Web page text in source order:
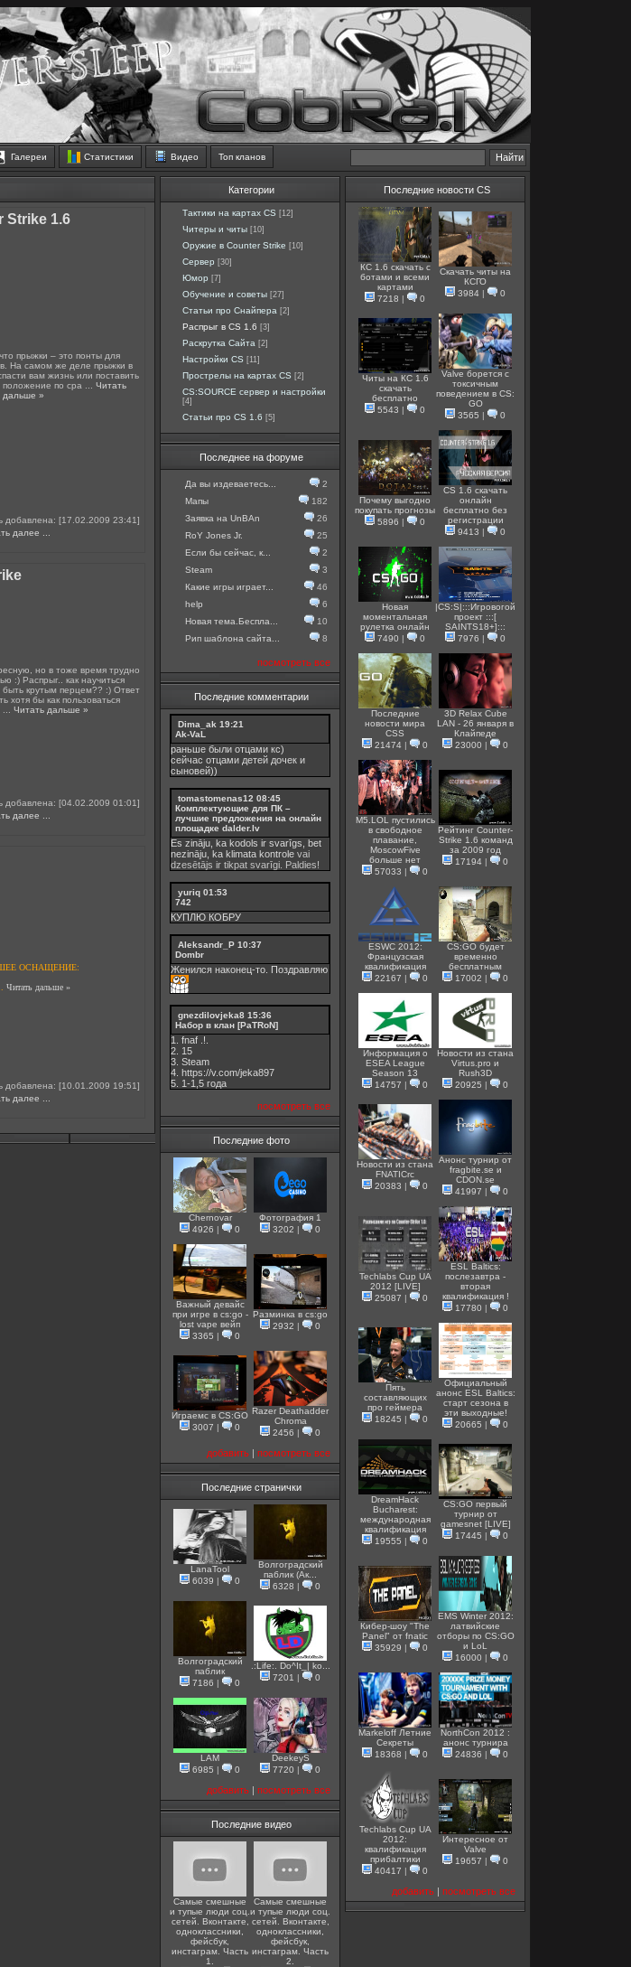
Галереи Статистики Видео Топ кланов
Strike 1.6
прыжки – это понты для
На самом же деле прыжки в
вам жизнь или поставить
по сра
Читать
дальше »
добавлена: [17.02.2009 23:41]
далее ...
но в тоже время трудно
:) Распрыг.. как научиться
быть крутым перцем?? :) Ответ
хотя бы как пользоваться
Читать дальше »
добавлена: [04.02.2009 01:01]
далее ...
ОСНАЩЕНИЕ:
Читать дальше »
добавлена: [10.01.2009 19:51]
далее ...
Категории
Тактики на картах CS [12]
Читеры и читы [10]
Оружие в Counter Strike [10]
Сервер [30]
Юмор [7]
Обучение и советы [27]
Статьи про Снайпера [2]
Распрыг в CS 1.6 [3]
Раскрутка Сайта [2]
Настройки CS [11]
Прострелы на картах CS [2]
CS:SOURCE сервер и настройки
[4]
Статьи про CS 1.6 [5]
Последнее на форуме
Да вы издеваетесь...
2
Мапы
182
Заявка на UnBAn
26
RoY Jones Jr.
25
Если бы сейчас, к...
2
Steam
3
Какие игры играет...
46
help
6
Новая тема.Беспла...
10
Рип шаблона сайта...
8
посмотреть все
Последние комментарии
Dima_ak 19:21
Ak-VaL
раньше были отцами кс)
сейчас отцами детей дочек и
сыновей))
tomastomenas12 08:45
Комплектующие для ПК –
лучшие предложения на онлайн
площадке dalder.lv
Es zināju, ka kodols ir svarīgs, bet
nezināju, ka klimata kontrole vai
dzesētājs ir tikpat svarīgi. Paldies!
yuriq 01:53
742
КУПЛЮ КОБРУ
Aleksandr_P 10:37
Dombr
Женился наконец-то. Поздравляю
gnezdilovjeka8 15:36
Набор в клан [PaTRoN]
1. fnaf .!.
2. 15
3. Steam
4. https://v.com/jeka897
5. 1-1,5 годa
посмотреть все
Последние фото
Chernovar
4926 | 0
Фотография 1
3202 | 0
Важный девайс
при игре в cs:go -
lost vape вейп
3365 | 0
Разминка в cs:go
2932 | 0
Играемс в CS:GO
3007 | 0
Razer Deathadder
Chroma
2456 | 0
добавить | посмотреть все
Последние странички
LanaTool
6039 | 0
Волгоградский
паблик (Ак...
6328 | 0
Волгоградский
паблик
7186 | 0
.:Life:. Do^It_| ko...
7201 | 0
LAM
6985 | 0
DeekeyS
7720 | 0
добавить | посмотреть все
Последние видео
Самые смешные
и тупые люди соц.
сетей. Вконтакте,
одноклассники,
фейсбук,
инстаграм. Часть
1.
Самые смешные
и тупые люди соц.
сетей. Вконтакте,
одноклассники,
фейсбук,
инстаграм. Часть
2.
Последние новости CS
КС 1.6 скачать с
ботами и всеми
картами
7218 | 0
Скачать читы на
КСГО
3984 | 0
Читы на КС 1.6
скачать
бесплатно
5543 | 0
Valve борется с
токсичным
поведением в CS:
GO
3565 | 0
Почему выгодно
покупать прогнозы
5896 | 0
CS 1.6 скачать
онлайн
бесплатно без
регистрации
9413 | 0
Новая
моментальная
рулетка онлайн
7490 | 0
|CS:S|:::Игровогой
проект :::[
SAINTS18+]:::
7976 | 0
Последние
новости мира
CSS
21474 | 0
3D Relax Cube
LAN - 26 января в
Клайпеде
23000 | 0
M5.LOL пустились
в свободное
плавание,
MoscowFive
больше нет
57033 | 0
Рейтинг Counter-
Strike 1.6 команд
за 2009 год
17194 | 0
ESWC 2012:
Французская
квалификация
22167 | 0
CS:GO будет
временно
бесплатным
17002 | 0
Информация о
ESEA League
Season 13
14757 | 0
Новости из стана
Virtus.pro и
Rush3D
20925 | 0
Новости из стана
FNATICrc
20383 | 0
Анонс турнир от
fragbite.se и
СDON.se
41997 | 0
Techlabs Cup UA
2012 [LIVE]
25087 | 0
ESL Baltics:
послезавтра -
вторая
квалификация !
17780 | 0
Пять
составляющих
про геймера
18245 | 0
Официальный
анонс ESL Baltics:
старт сезона в
эти выходные!
20665 | 0
DreamHack
Bucharest:
международная
квалификация
19555 | 0
CS:GO первый
турнир от
gamesnet [LIVE]
17445 | 0
Кибер-шоу "The
Panel" от fnatic
35929 | 0
EMS Winter 2012:
латвийские
отборы по CS:GO
и LoL
16000 | 0
Markeloff Летние
Секреты
18368 | 0
NorthCon 2012 :
анонс турнира
24836 | 0
Techlabs Cup UA
2012:
квалификация
прибалтики
40417 | 0
Интересное от
Valve
19657 | 0
добавить | посмотреть все